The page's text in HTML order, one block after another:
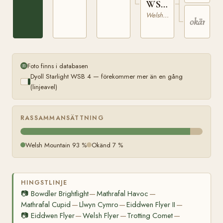
WSB
3149Welsh Mountain okänd
Foto finns i databasen
Dyoll Starlight WSB 4 — förekommer mer än en gång
(linjeavel)
RASSAMMANSÄTTNING
Welsh Mountain 93 % Okänd 7 %
HINGSTLINJE
📷 Bowdler Brightlight—Mathrafal Havoc —
Mathrafal Cupid —Llwyn Cymro—Eiddwen Flyer II —
📷 Eiddwen Flyer—Welsh Flyer—Trotting Comet—